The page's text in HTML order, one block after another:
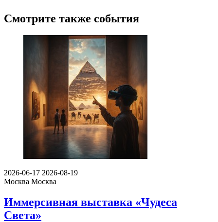
Смотрите также события
2026-06-17 2026-08-19
Москва Москва
Иммерсивная выставка «Чудеса
Света»